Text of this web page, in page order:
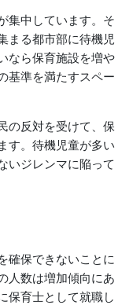
集中しています。そ
まる都市部に待機児
なら保育施設を増や
基準を満たすスペー
の反対を受けて、保
す。待機児童が多い
いジレンマに陥って
確保できないことに
人数は増加傾向にあ
保育士として就職し